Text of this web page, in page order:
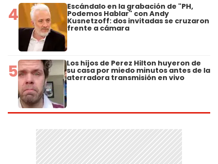
4 Escándalo en la grabación de "PH,
Podemos Hablar" con Andy
Kusnetzoff: dos invitadas se cruzaron
frente a cámara
5 Los hijos de Perez Hilton huyeron de
su casa por miedo minutos antes de la
aterradora transmisión en vivo